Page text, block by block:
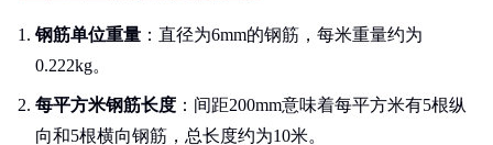
钢筋单位重量 ：直径为6mm的钢筋，每米重量约为
0.222kg。
每平方米钢筋长度 ：间距200mm意味着每平方米有5根纵
向和5根横向钢筋，总长度约为10米。